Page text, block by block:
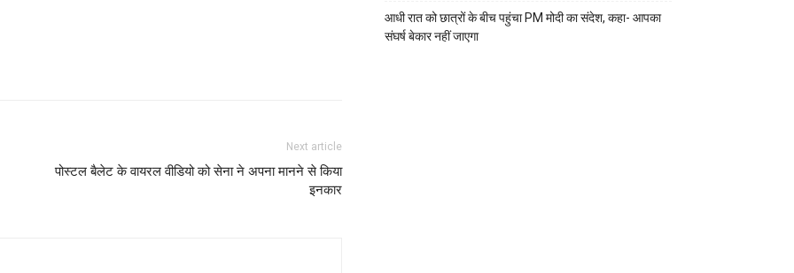
Next article
पोस्टल बैलेट के वायरल वीडियो को सेना ने अपना मानने से किया
इनकार
आधी रात को छात्रों के बीच पहुंचा PM मोदी का संदेश, कहा- आपका
संघर्ष बेकार नहीं जाएगा